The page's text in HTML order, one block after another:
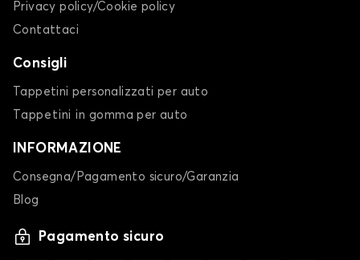
Privacy policy/Cookie policy
Contattaci
Consigli
Tappetini personalizzati per auto
Tappetini in gomma per auto
INFORMAZIONE
Consegna/Pagamento sicuro/Garanzia
Blog
Pagamento sicuro